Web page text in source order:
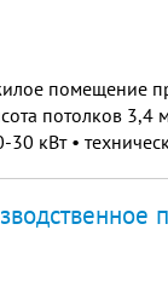
помещение
потолков 3,4
кВт •